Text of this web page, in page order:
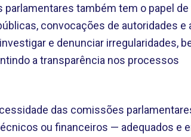
também tem o papel
convocações de autoridades e
e denunciar irregularidades,
a transparência nos processos
das comissões
ou financeiros — adequados e